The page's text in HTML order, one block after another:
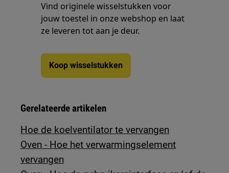
Vind originele wisselstukken voor
jouw toestel in onze webshop en laat
ze leveren tot aan je deur.
Koop wisselstukken
Gerelateerde artikelen
Hoe de koelventilator te vervangen
Oven - Hoe het verwarmingselement
vervangen